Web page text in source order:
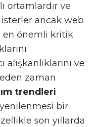
ortamlardır ve
ancak web
en önemli kritik
ve
zaman
trendleri
bir
son yıllarda